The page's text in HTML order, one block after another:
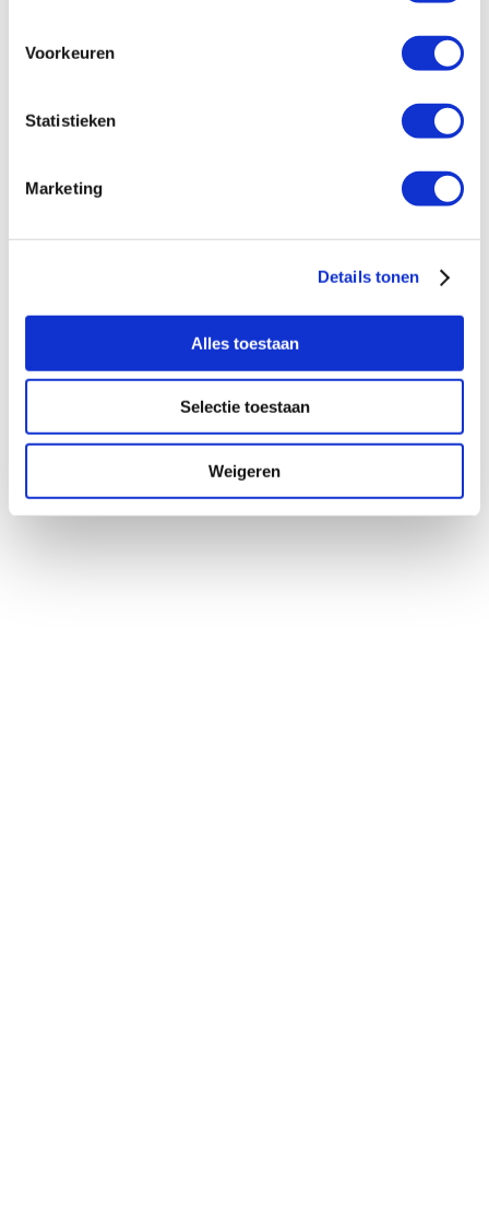
Voorkeuren
Statistieken
Marketing
Details tonen
Alles toestaan
Selectie toestaan
Weigeren